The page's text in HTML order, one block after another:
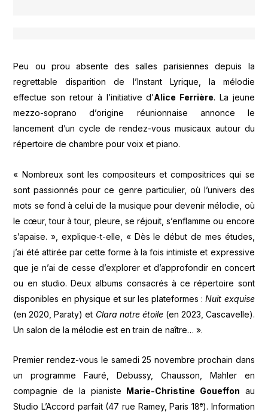
Peu ou prou absente des salles parisiennes depuis la
regrettable disparition de l’Instant Lyrique, la mélodie
effectue son retour à l’initiative d’Alice Ferrière. La jeune
mezzo-soprano d’origine réunionnaise annonce le
lancement d’un cycle de rendez-vous musicaux autour du
répertoire de chambre pour voix et piano.
« Nombreux sont les compositeurs et compositrices qui se
sont passionnés pour ce genre particulier, où l’univers des
mots se fond à celui de la musique pour devenir mélodie, où
le cœur, tour à tour, pleure, se réjouit, s’enflamme ou encore
s’apaise. », explique-t-elle, « Dès le début de mes études,
j’ai été attirée par cette forme à la fois intimiste et expressive
que je n’ai de cesse d’explorer et d’approfondir en concert
ou en studio. Deux albums consacrés à ce répertoire sont
disponibles en physique et sur les plateformes :Nuit exquise
(en 2020, Paraty) et Clara notre étoile(en 2023, Cascavelle).
Un salon de la mélodie est en train de naître… ».
Premier rendez-vous le samedi 25 novembre prochain dans
un programme Fauré, Debussy, Chausson, Mahler en
compagnie de la pianiste Marie-Christine Goueffon au
Studio L’Accord parfait (47 rue Ramey, Paris 18e). Information